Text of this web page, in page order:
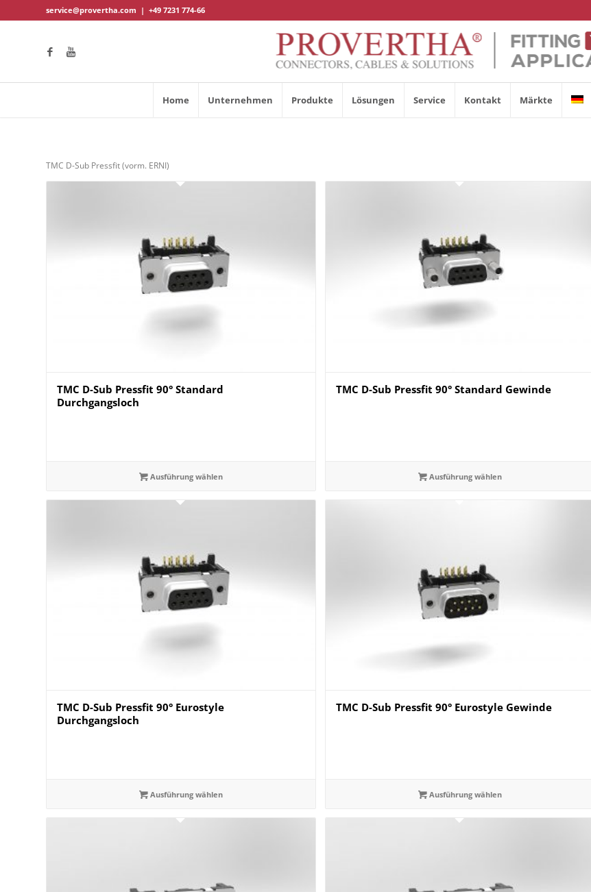
service@provertha.com | +49 7231 774-66
Home Unternehmen Produkte Lösungen Service Kontakt Märkte
TMC D-Sub Pressfit (vorm. ERNI)
TMC D-Sub Pressfit 90° Standard
Durchgangsloch
Ausführung wählen
TMC D-Sub Pressfit 90° Standard Gewinde
Ausführung wählen
TMC D-Sub Pressfit 90° Eurostyle
Durchgangsloch
Ausführung wählen
TMC D-Sub Pressfit 90° Eurostyle Gewinde
Ausführung wählen